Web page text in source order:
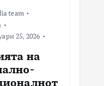
team
25, 2026
на